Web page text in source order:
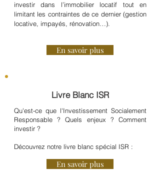
investir dans l’immobilier locatif tout en
limitant les contraintes de ce dernier (gestion
locative, impayés, rénovation…).
En savoir plus
Livre Blanc ISR
Qu'est-ce que l'Investissement Socialement
Responsable ? Quels enjeux ? Comment
investir ?
Découvrez notre livre blanc spécial ISR :
En savoir plus